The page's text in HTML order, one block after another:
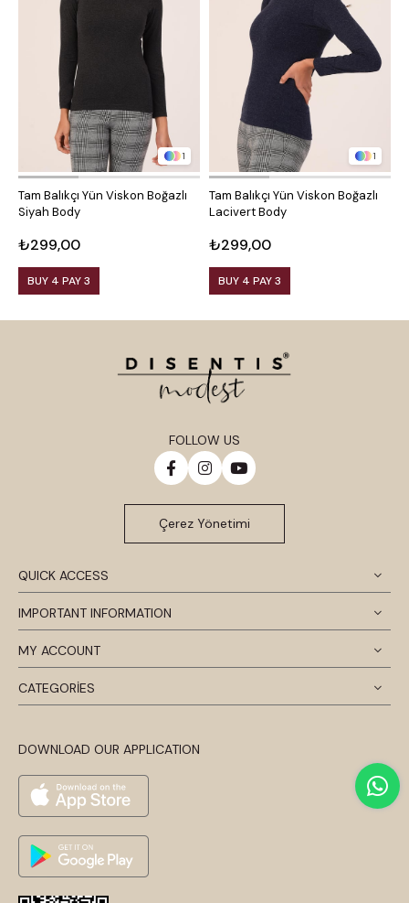
1
Tam Balıkçı Yün Viskon Boğazlı
Siyah Body
₺299,00
BUY 4 PAY 3
1
Tam Balıkçı Yün Viskon Boğazlı
Lacivert Body
₺299,00
BUY 4 PAY 3
QUICK ACCESS
IMPORTANT INFORMATION
MY ACCOUNT
CATEGORİES
DOWNLOAD OUR APPLICATION
FOLLOW US
Çerez Yönetimi